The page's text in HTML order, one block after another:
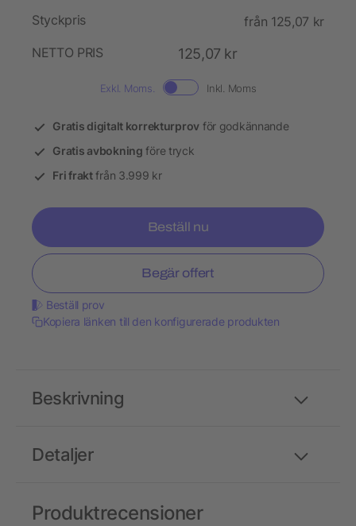
Styckpris
från 125,07 kr
NETTO PRIS
125,07 kr
Exkl. Moms. Inkl. Moms
Gratis digitalt korrekturprov för godkännande
Gratis avbokning före tryck
Fri fraktfrån 3.999 kr
Beställ nu
Begär offert
Beställ prov
Kopiera länken till den konfigurerade produkten
Detaljer
Beskrivning
Produktrecensioner